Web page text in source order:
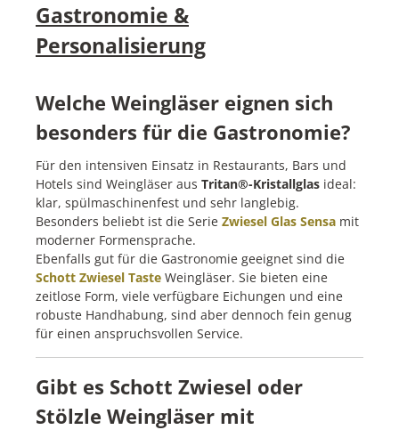
Gastronomie &
Personalisierung
Welche Weingläser eignen sich
besonders für die Gastronomie?
Für den intensiven Einsatz in Restaurants, Bars und
Hotels sind Weingläser aus Tritan®-Kristallglas ideal:
klar, spülmaschinenfest und sehr langlebig.
Besonders beliebt ist die Serie Zwiesel Glas Sensa mit
moderner Formensprache.
Ebenfalls gut für die Gastronomie geeignet sind die
Schott Zwiesel Taste Weingläser. Sie bieten eine
zeitlose Form, viele verfügbare Eichungen und eine
robuste Handhabung, sind aber dennoch fein genug
für einen anspruchsvollen Service.
Gibt es Schott Zwiesel oder
Stölzle Weingläser mit